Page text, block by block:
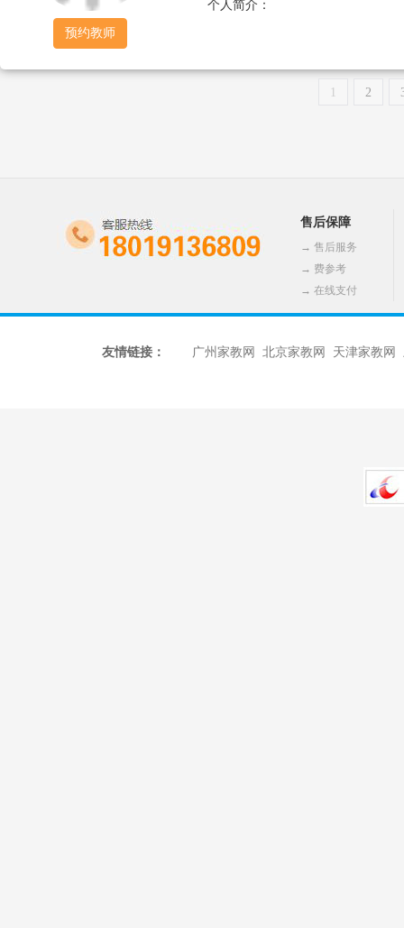
预约教师
个人简介：
2
售后保障
→ 售后服务
→ 费参考
→ 在线支付
友情链接： 广州家教网 北京家教网 天津家教网